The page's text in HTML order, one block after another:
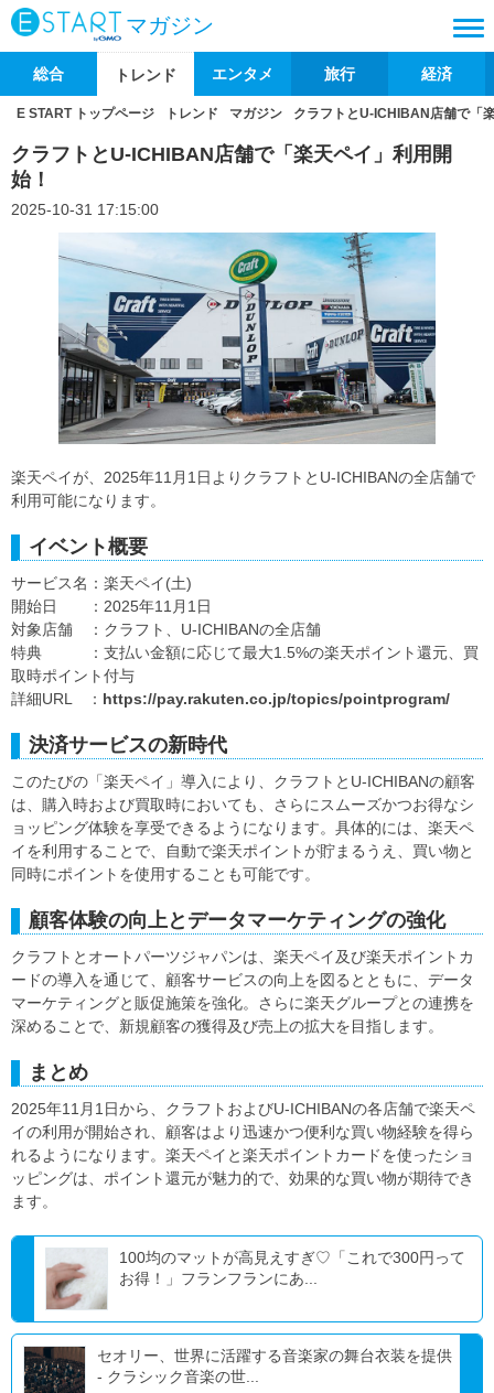
マガジン
総合 トレンド エンタメ 旅行 経済
E START トップページ トレンド マガジン クラフトとU-ICHIBAN店舗で「
クラフトとU-ICHIBAN店舗で「楽天ペイ」利用開
始！
2025-10-31 17:15:00
楽天ペイが、2025年11月1日よりクラフトとU-ICHIBANの全店舗で
利用可能になります。
イベント概要
サービス名：楽天ペイ(土)
開始日 ：2025年11月1日
対象店舗 ：クラフト、U-ICHIBANの全店舗
特典 ：支払い金額に応じて最大1.5%の楽天ポイント還元、買
取時ポイント付与
詳細URL ： https://pay.rakuten.co.jp/topics/pointprogram/
決済サービスの新時代
このたびの「楽天ペイ」導入により、クラフトとU-ICHIBANの顧客
は、購入時および買取時においても、さらにスムーズかつお得なシ
ョッピング体験を享受できるようになります。具体的には、楽天ペ
イを利用することで、自動で楽天ポイントが貯まるうえ、買い物と
同時にポイントを使用することも可能です。
顧客体験の向上とデータマーケティングの強化
クラフトとオートパーツジャパンは、楽天ペイ及び楽天ポイントカ
ードの導入を通じて、顧客サービスの向上を図るとともに、データ
マーケティングと販促施策を強化。さらに楽天グループとの連携を
深めることで、新規顧客の獲得及び売上の拡大を目指します。
まとめ
2025年11月1日から、クラフトおよびU-ICHIBANの各店舗で楽天ペ
イの利用が開始され、顧客はより迅速かつ便利な買い物経験を得ら
れるようになります。楽天ペイと楽天ポイントカードを使ったショ
ッピングは、ポイント還元が魅力的で、効果的な買い物が期待でき
ます。
100均のマットが高見えすぎ♡「これで300円って
お得！」フランフランにあ...
セオリー、世界に活躍する音楽家の舞台衣装を提供
- クラシック音楽の世...